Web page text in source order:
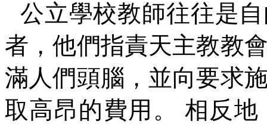
公立學校教師往往是
者，他們指責天主教教
滿人們頭腦，並向要求
取高昂的費用。
相反地